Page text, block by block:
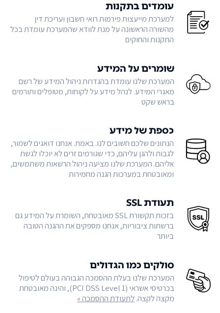
עומדים בתקנות
למערכת מייעצות פירמות רואי חשבון ועריכת דין
מהשורה הראשונה על מנת לוודא שהמערכת עומדת בכל
התקנות והחוקים
שומרים על המידע
המערכת שלנו עומדת בהגדרות ניהול המידע של רשם
מאגרי המידע. לנהל מידע על לקוחות, מטופלים ותורמים
בראש שקט
כספת של מידע
הנתונים שלכם חשובים לנו. באמת. אנחנו דואגים לשמור,
לגבות ולהגן עליהם, כדי שגורמים זרים לא יוכלו לגשת
אליהם. המערכת שלנו מציעה ניהול הרשאות משתמשים,
ומאובטחת במערכות הגנה מחמירות
תעודת SSL
בזכות תקשורת SSL מאובטחת, השומרת על המידע גם
ברשתות ציבוריות, אנחנו מספקים את ההגנה הטובה
ביותר
סולקים כמו הגדולים
המערכת שלנו בעלת ההסמכה הגבוהה בעולם לטיפול
בכרטיסי אשראי (PCI DSS Level 1), והינה מאובטחת
מקצה לקצה.לתעודת ההסמכה »